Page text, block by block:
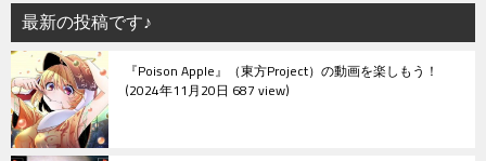
シ
ョ
ン
最新の投稿です♪
『Poison Apple』（東方Project）の動画を楽しもう！
2024年11月20日 687 view